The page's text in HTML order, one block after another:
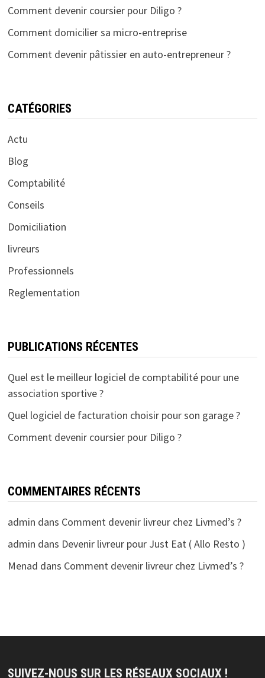
Comment devenir coursier pour Diligo ?
Comment domicilier sa micro-entreprise
Comment devenir pâtissier en auto-entrepreneur ?
CATÉGORIES
Actu
Blog
Comptabilité
Conseils
Domiciliation
livreurs
Professionnels
Reglementation
PUBLICATIONS RÉCENTES
Quel est le meilleur logiciel de comptabilité pour une
association sportive ?
Quel logiciel de facturation choisir pour son garage ?
Comment devenir coursier pour Diligo ?
COMMENTAIRES RÉCENTS
admin dans Comment devenir livreur chez Livmed’s ?
admin dans Devenir livreur pour Just Eat ( Allo Resto )
Menad dans Comment devenir livreur chez Livmed’s ?
SUIVEZ-NOUS SUR LES RÉSEAUX SOCIAUX !